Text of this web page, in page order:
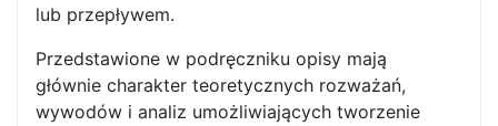
lub przepływem.
Przedstawione w podręczniku opisy mają
głównie charakter teoretycznych rozwa­żań,
wywodów i analiz umożliwiających tworzenie